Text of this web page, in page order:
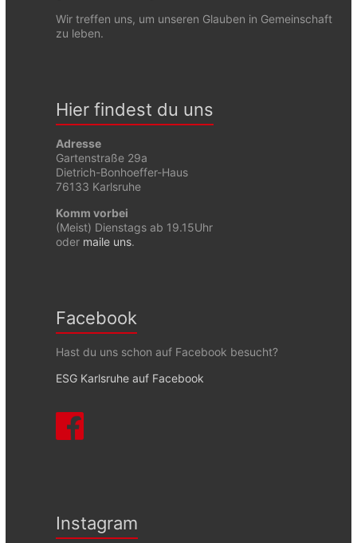
Wir treffen uns, um unseren Glauben in Gemeinschaft
zu leben.
Hier findest du uns
Adresse
Gartenstraße 29a
Dietrich-Bonhoeffer-Haus
76133 Karlsruhe
Komm vorbei
(Meist) Dienstags ab 19.15Uhr
oder maile uns.
Facebook
Hast du uns schon auf Facebook besucht?
ESG Karlsruhe auf Facebook
Instagram